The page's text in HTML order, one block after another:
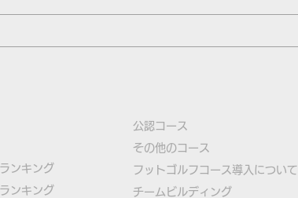
ンキング
ンキング
公認コース
​その他のコース
​ フットゴルフコース導入について
​チームビルディング